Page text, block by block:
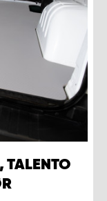
TALENTO